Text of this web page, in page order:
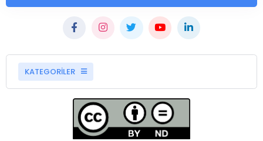
KATEGORİLER